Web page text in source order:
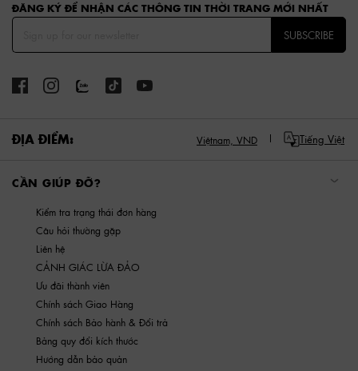
ĐĂNG KÝ ĐỂ NHẬN CÁC THÔNG TIN THỜI TRANG MỚI NHẤT
SUBSCRIBE
ĐỊA ĐIỂM: Việtnam, VND Tiếng Việt
CẦN GIÚP ĐỠ?
Kiểm tra trạng thái đơn hàng
Câu hỏi thường gặp
Liên hệ
CẢNH GIÁC LỪA ĐẢO
Ưu đãi thành viên
Chính sách Giao Hàng
Chính sách Bảo hành & Đổi trả
Bảng quy đổi kích thước
Hướng dẫn bảo quản